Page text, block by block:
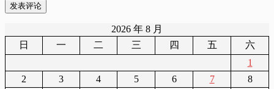
发表评论
2026 年 8 月
日
一 二 三 四 五
六
1
2
3 4 5 6 7
8